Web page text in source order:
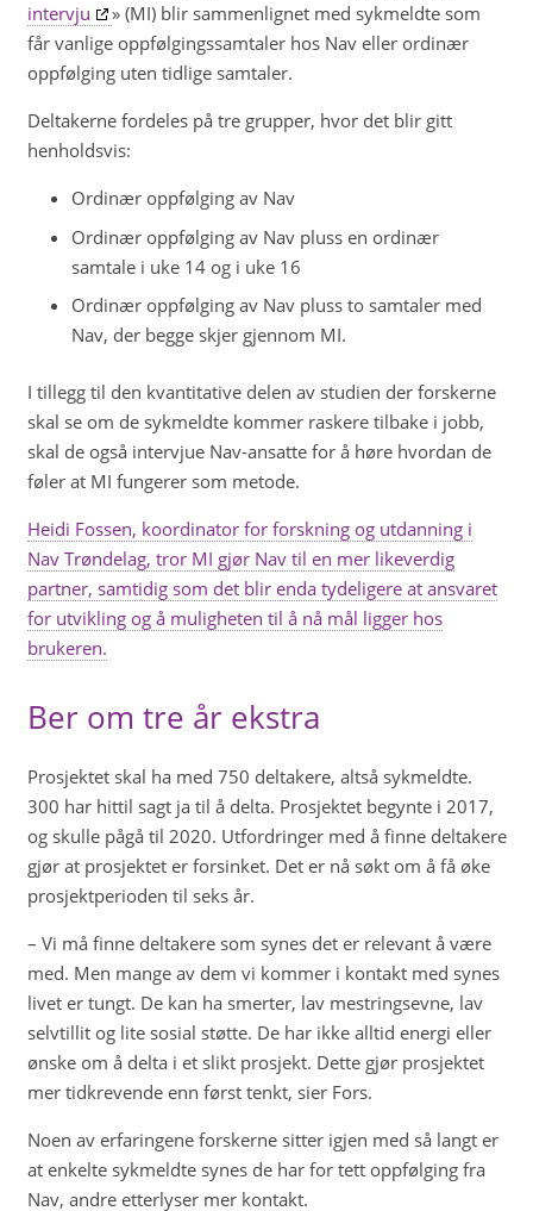
intervju
» (MI) blir sammenlignet med sykmeldte som
får vanlige oppfølgingssamtaler hos Nav eller ordinær
oppfølging uten tidlige samtaler.
Deltakerne fordeles på tre grupper, hvor det blir gitt
henholdsvis:
Ordinær oppfølging av Nav
Ordinær oppfølging av Nav pluss en ordinær
samtale i uke 14 og i uke 16
Ordinær oppfølging av Nav pluss to samtaler med
Nav, der begge skjer gjennom MI.
I tillegg til den kvantitative delen av studien der forskerne
skal se om de sykmeldte kommer raskere tilbake i jobb,
skal de også intervjue Nav-ansatte for å høre hvordan de
føler at MI fungerer som metode.
Heidi Fossen, koordinator for forskning og utdanning i
Nav Trøndelag, tror MI gjør Nav til en mer likeverdig
partner, samtidig som det blir enda tydeligere at ansvaret
for utvikling og å muligheten til å nå mål ligger hos
brukeren.
Ber om tre år ekstra
Prosjektet skal ha med 750 deltakere, altså sykmeldte.
300 har hittil sagt ja til å delta. Prosjektet begynte i 2017,
og skulle pågå til 2020. Utfordringer med å finne deltakere
gjør at prosjektet er forsinket. Det er nå søkt om å få øke
prosjektperioden til seks år.
– Vi må finne deltakere som synes det er relevant å være
med. Men mange av dem vi kommer i kontakt med synes
livet er tungt. De kan ha smerter, lav mestringsevne, lav
selvtillit og lite sosial støtte. De har ikke alltid energi eller
ønske om å delta i et slikt prosjekt. Dette gjør prosjektet
mer tidkrevende enn først tenkt, sier Fors.
Noen av erfaringene forskerne sitter igjen med så langt er
at enkelte sykmeldte synes de har for tett oppfølging fra
Nav, andre etterlyser mer kontakt.